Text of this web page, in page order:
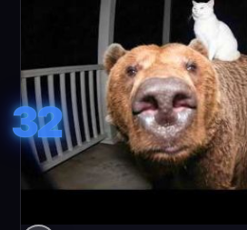
32